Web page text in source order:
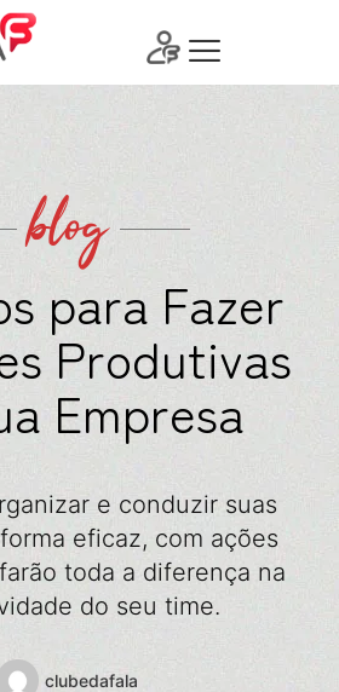
blog
para Fazer
Produtivas
Empresa
e conduzir suas
eficaz, com ações
toda a diferença na
do seu time.
clubedafala